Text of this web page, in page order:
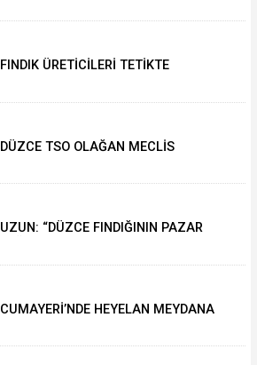
FINDIK ÜRETİCİLERİ TETİKTE
DÜZCE TSO OLAĞAN MECLİS
UZUN: “DÜZCE FINDIĞININ PAZAR
CUMAYERİ’NDE HEYELAN MEYDANA